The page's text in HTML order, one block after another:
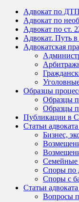
Адвокат по ДТП
Адвокат по
Адвокат по ст.
Адвокат. Путь
Адвокатская
Образцы
Образцы
Образцы
Публикации в
Статьи
Бизнес,
Семейные
Споры по
Споры с
Статьи
Вопросы